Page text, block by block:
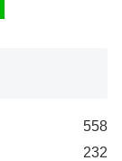
558
232